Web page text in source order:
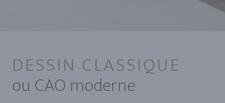
DESSIN CLASSIQUE
ou CAO moderne